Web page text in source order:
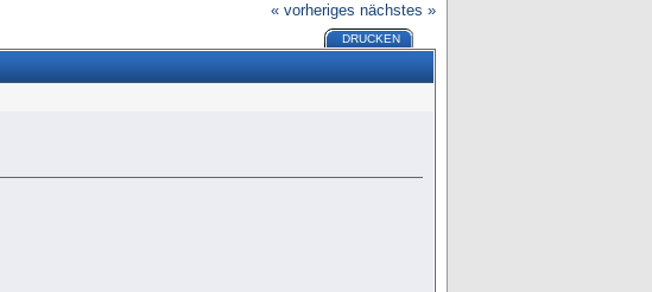
« vorheriges nächstes »
DRUCKEN